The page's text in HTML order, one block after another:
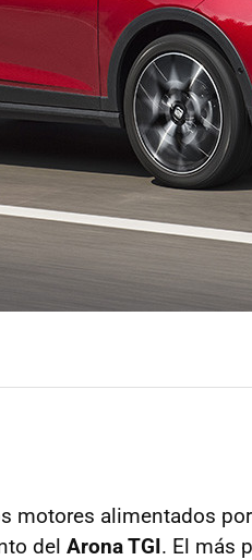
motores alimentados por
del Arona TGI. El más